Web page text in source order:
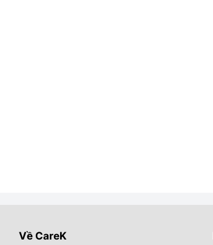
Về CareK